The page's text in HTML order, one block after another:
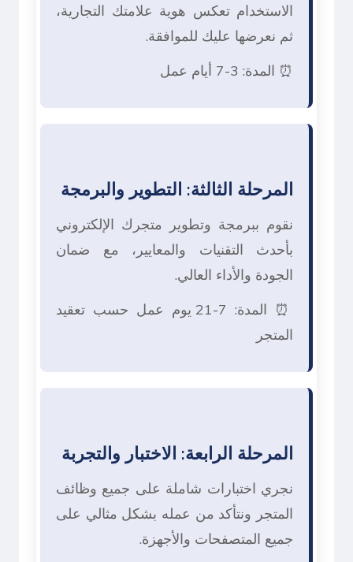
الاستخدام تعكس هوية علامتك التجارية،
ثم نعرضها عليك للموافقة.
⏰ المدة: 3-7 أيام عمل
المرحلة الثالثة: التطوير والبرمجة
نقوم ببرمجة وتطوير متجرك الإلكتروني
بأحدث التقنيات والمعايير، مع ضمان
الجودة والأداء العالي.
⏰ المدة: 7-21 يوم عمل حسب تعقيد
المتجر
المرحلة الرابعة: الاختبار والتجربة
نجري اختبارات شاملة على جميع وظائف
المتجر ونتأكد من عمله بشكل مثالي على
جميع المتصفحات والأجهزة.